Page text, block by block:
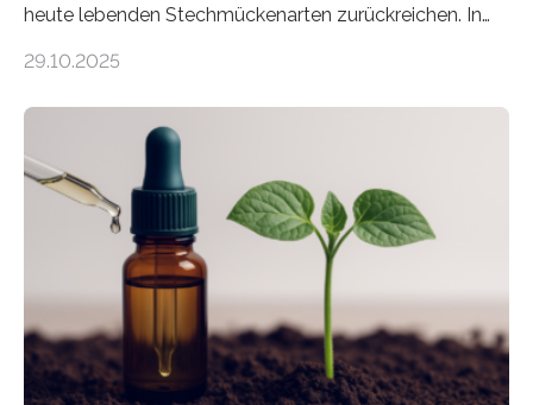
heute lebenden Stechmückenarten zurückreichen. In
Forschende die bisher älteste bekannte Stechmücken-
Region Kachin in Myanmar und hat sich in
ausgezeichnetem Zustand erhalten. Es konnte als neue
Art einer neuen Gattung beschrieben werden und trägt
nun den Namen Cretosabethes primaevus. Dieser erste
fossile Nachweis einer Stechmückenlarve in Bernstein
stellt gleichzeitig den ersten Fossilfund einer
Mückenlarve aus dem Mesozoikum dar, denn…
29.10.2025